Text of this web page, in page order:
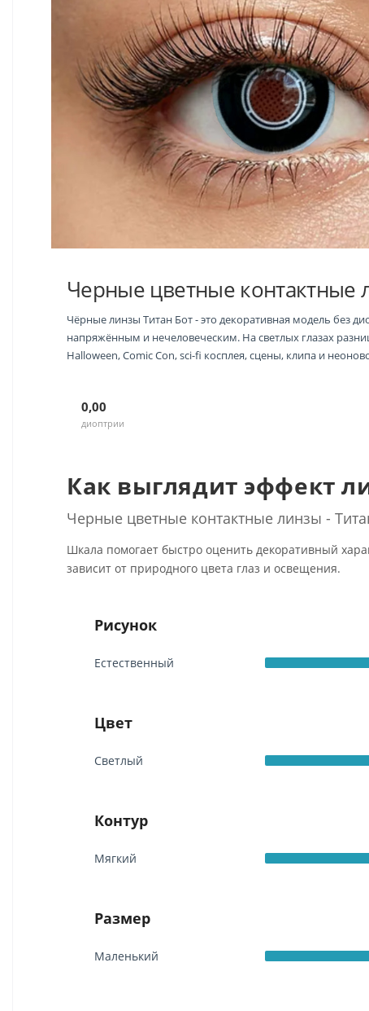
Черные цветные контактные
Чёрные линзы Титан Бот - это декоративная модель без
напряжённым и нечеловеческим. На светлых глазах
Halloween, Comic Con, sci-fi косплея, сцены, клипа и
0,00
диоптрии
Как выглядит эффект
Черные цветные контактные линзы -
Шкала помогает быстро оценить декоративный
зависит от природного цвета глаз и освещения.
Рисунок
Естественный
Цвет
Светлый
Контур
Мягкий
Размер
Маленький